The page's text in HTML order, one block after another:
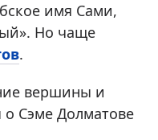
имя Сами,
Но чаще
.
вершины и
о Сэме Долматове